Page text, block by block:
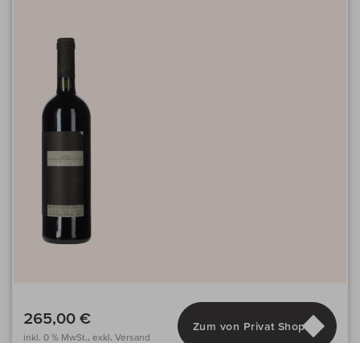
265,00 €
inkl. 0 % MwSt., exkl. Versand
Zum von Privat Shop